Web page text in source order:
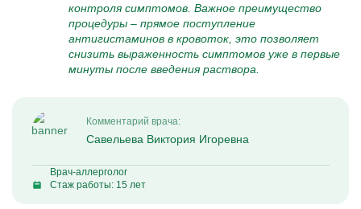
контроля симптомов. Важное преимущество
процедуры – прямое поступление
антигистаминов в кровоток, это позволяет
снизить выраженность симптомов уже в первые
минуты после введения раствора.
Комментарий врача:
Савельева Виктория Игоревна
Врач-аллерголог
Стаж работы: 15 лет